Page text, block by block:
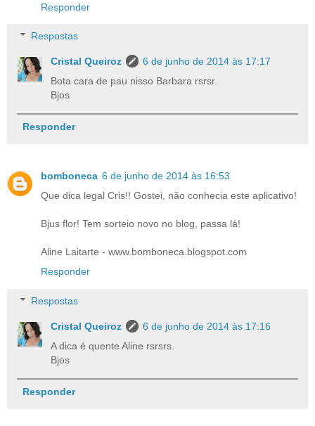
Responder
Respostas
Cristal Queiroz
6 de junho de 2014 às 17:17
Bota cara de pau nisso Barbara rsrsr.
Bjos
Responder
bomboneca 6 de junho de 2014 às 16:53
Que dica legal Cris!! Gostei, não conhecia este aplicativo!
Bjus flor! Tem sorteio novo no blog, passa lá!
Aline Laitarte - www.bomboneca.blogspot.com
Responder
Respostas
Cristal Queiroz
6 de junho de 2014 às 17:16
A dica é quente Aline rsrsrs.
Bjos
Responder